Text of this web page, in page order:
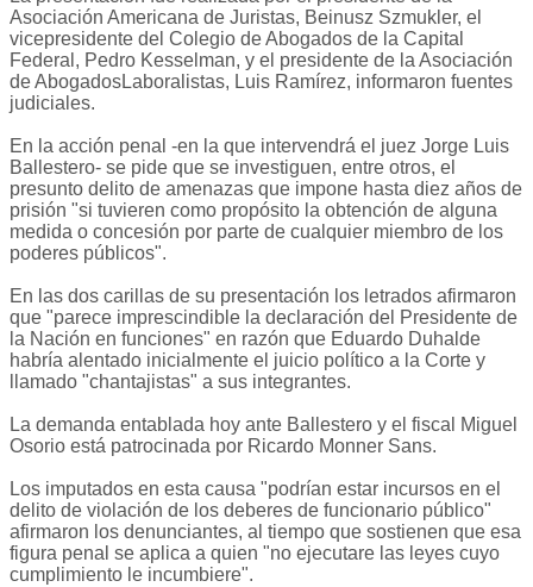
Asociación Americana de Juristas, Beinusz Szmukler, el
vicepresidente del Colegio de Abogados de la Capital
Federal, Pedro Kesselman, y el presidente de la Asociación
de AbogadosLaboralistas, Luis Ramírez, informaron fuentes
judiciales.
En la acción penal -en la que intervendrá el juez Jorge Luis
Ballestero- se pide que se investiguen, entre otros, el
presunto delito de amenazas que impone hasta diez años de
prisión "si tuvieren como propósito la obtención de alguna
medida o concesión por parte de cualquier miembro de los
poderes públicos".
En las dos carillas de su presentación los letrados afirmaron
que "parece imprescindible la declaración del Presidente de
la Nación en funciones" en razón que Eduardo Duhalde
habría alentado inicialmente el juicio político a la Corte y
llamado "chantajistas" a sus integrantes.
La demanda entablada hoy ante Ballestero y el fiscal Miguel
Osorio está patrocinada por Ricardo Monner Sans.
Los imputados en esta causa "podrían estar incursos en el
delito de violación de los deberes de funcionario público"
afirmaron los denunciantes, al tiempo que sostienen que esa
figura penal se aplica a quien "no ejecutare las leyes cuyo
cumplimiento le incumbiere".